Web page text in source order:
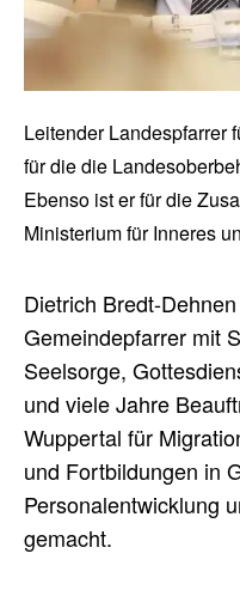
Leitender Landespfarrer
für die die
Ebenso ist er für die
Ministerium für Inneres
Dietrich Bredt-
Gemeindepfarrer mit
Seelsorge,
und viele Jahre
Wuppertal für
und Fortbildungen in
Personalentwicklung
gemacht.